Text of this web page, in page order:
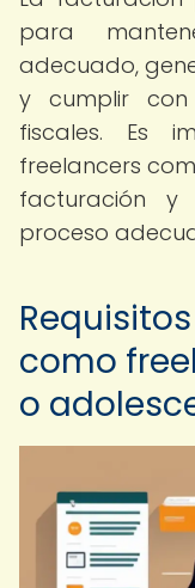
para
adecuado,
y cumplir
fiscales. Es
freelancers
facturación
proceso
como
o